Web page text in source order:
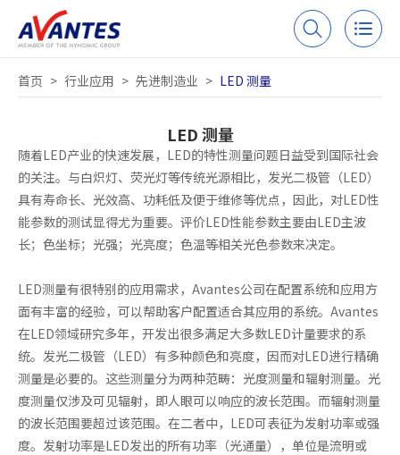
首页 > 行业应用 > 先进制造业 > LED 测量
LED 测量
随着LED产业的快速发展，LED的特性测量问题日益受到国际社会
的关注。与白炽灯、荧光灯等传统光源相比，发光二极管（LED）
具有寿命长、光效高、功耗低及便于维修等优点，因此，对LED性
能参数的测试显得尤为重要。评价LED性能参数主要由LED主波
长；色坐标；光强；光亮度；色温等相关光色参数来决定。
LED测量有很特别的应用需求，Avantes公司在配置系统和应用方
面有丰富的经验，可以帮助客户配置适合其应用的系统。Avantes
在LED领域研究多年，开发出很多满足大多数LED计量要求的系
统。发光二极管（LED）有多种颜色和亮度，因而对LED进行精确
测量是必要的。这些测量分为两种范畴：光度测量和辐射测量。光
度测量仅涉及可见辐射，即人眼可以响应的波长范围。而辐射测量
的波长范围要超过该范围。在二者中，LED可表征为发射功率或强
度。发射功率是LED发出的所有功率（光通量），单位是流明或